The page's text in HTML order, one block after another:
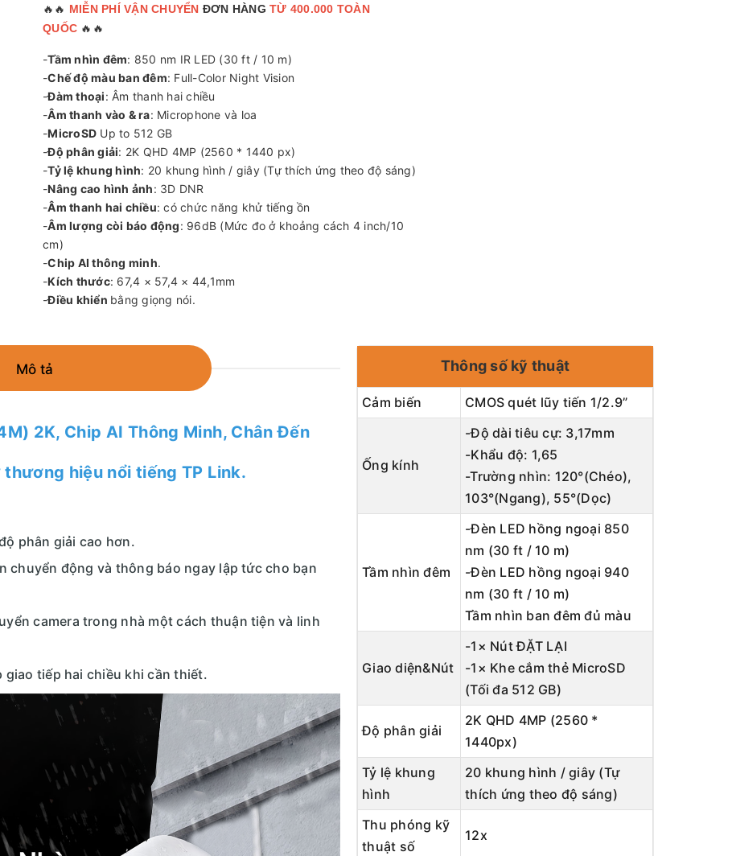
🔥🔥 MIỄN PHÍ VẬN CHUYỂN ĐƠN HÀNG TỪ 400.000 TOÀN
QUỐC 🔥🔥
-Tầm nhìn đêm: 850 nm IR LED (30 ft / 10 m)
-Chế độ màu ban đêm: Full-Color Night Vision
-Đàm thoại: Âm thanh hai chiều
-Âm thanh vào & ra: Microphone và loa
-MicroSD Up to 512 GB
-Độ phân giải: 2K QHD 4MP (2560 * 1440 px)
-Tỷ lệ khung hình: 20 khung hình / giây (Tự thích ứng theo độ sáng)
-Nâng cao hình ảnh: 3D DNR
-Âm thanh hai chiều: có chức năng khử tiếng ồn
-Âm lượng còi báo động: 96dB (Mức đo ở khoảng cách 4 inch/10
cm)
-Chip AI thông minh.
-Kích thước: 67,4 × 57,4 × 44,1mm
-Điều khiển bằng giọng nói.
Mô tả
2K, Chip AI Thông Minh, Chân Đến
hiệu nổi tiếng TP Link.
phân giải cao hơn.
chuyển động và thông báo ngay lập tức cho bạn
camera trong nhà một cách thuận tiện và linh
giao tiếp hai chiều khi cần thiết.
Thông số kỹ thuật
Cảm biến CMOS quét lũy tiến 1/2.9”
Ống kính
-Độ dài tiêu cự: 3,17mm
-Khẩu độ: 1,65
-Trường nhìn: 120°(Chéo),
103°(Ngang), 55°(Dọc)
Tầm nhìn đêm
-Đèn LED hồng ngoại 850
nm (30 ft / 10 m)
-Đèn LED hồng ngoại 940
nm (30 ft / 10 m)
Tầm nhìn ban đêm đủ màu
Giao diện&Nút
-1× Nút ĐẶT LẠI
-1× Khe cắm thẻ MicroSD
(Tối đa 512 GB)
Độ phân giải
2K QHD 4MP (2560 *
1440px)
Tỷ lệ khung
hình
20 khung hình / giây (Tự
thích ứng theo độ sáng)
Thu phóng kỹ
thuật số
12x